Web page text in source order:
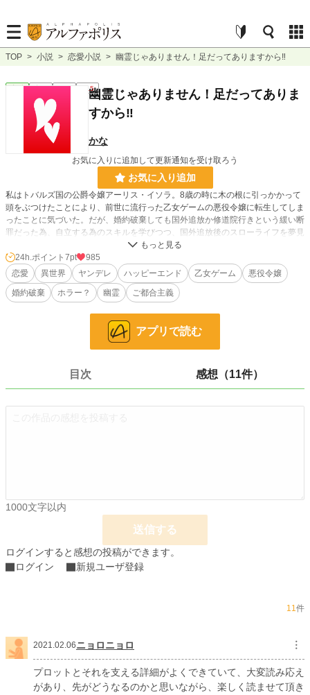
TOP > 小説 > 恋愛小説 > 幽霊じゃありません！足だってありますから‼
恋愛 完結 長編 R15幽霊じゃありません！足だってありま
すから‼
かな
お気に入りに追加して更新通知を受け取ろう
お気に入り追加
私はトバルズ国の公爵令嬢アーリス・イソラ。8歳の時に木の根に引っかかって
頭をぶつけたことにより、前世に流行った乙女ゲームの悪役令嬢に転生してしま
ったことに気づいた。だが、婚約破棄しても国外追放か修道院行きという緩い断
罪だった為、自立する為のスキルを学びつつ、国外追放後のスローライフを夢見
断罪イベントを終えた数日後、目覚めたら幽霊と騒がれてしまい困惑すること
に…。えっ？私、生きてますけど
※ご都合主義はご愛嬌ということで見逃してください(*･ω･)*_ _)ﾍﾟｺﾘ
※遅筆なので、ゆっくり更新になるかもしれません。
2020.06.18 11:33
初回完結日時 2020.12.31 17:28
年間ポイント 6,772 pt (39,278 位)
累計ポイント 288,122 pt (15,657 位)
24h.ポイント 7pt
985
恋愛
異世界 ヤンデレ ハッピーエンド 乙女ゲーム
悪役令嬢
婚約破棄
ホラー？ 幽霊 ご都合主義
アプリで読む
目次 感想（11件）
1000文字以内
送信する
ログインすると感想の投稿ができます。
ログイン
新規ユーザ登録
11件
2021.02.06ニョロニョロ ︙
プロットとそれを支える詳細がよくできていて、大変読み応え
があり、先がどうなるのかと思いながら、楽しく読ませて頂き